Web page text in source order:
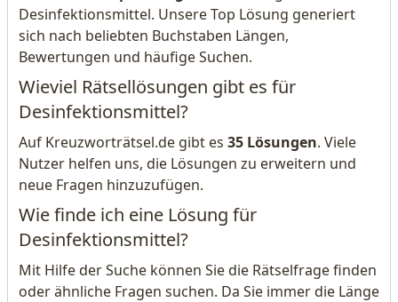
Desinfektionsmittel. Unsere Top Lösung generiert
sich nach beliebten Buchstaben Längen,
Bewertungen und häufige Suchen.
Wieviel Rätsellösungen gibt es für
Desinfektionsmittel?
Auf Kreuzworträtsel.de gibt es 35 Lösungen. Viele
Nutzer helfen uns, die Lösungen zu erweitern und
neue Fragen hinzuzufügen.
Wie finde ich eine Lösung für
Desinfektionsmittel?
Mit Hilfe der Suche können Sie die Rätselfrage finden
oder ähnliche Fragen suchen. Da Sie immer die Länge